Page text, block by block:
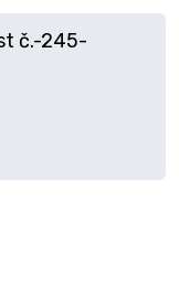
č.-245-